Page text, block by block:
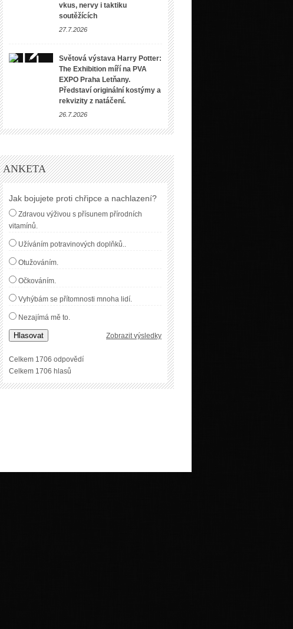
vkus, nervy i taktiku
soutěžících
27.7.2026
Světová výstava Harry Potter:
The Exhibition míří na PVA
EXPO Praha Letňany.
Představí originální kostýmy a
rekvizity z natáčení.
26.7.2026
ANKETA
Jak bojujete proti chřipce a nachlazení?
Zdravou výživou s přísunem přírodních
vitamínů.
Užíváním potravinových doplňků..
Otužováním.
Očkováním.
Vyhýbám se přítomnosti mnoha lidí.
Nezajímá mě to.
Hlasovat Zobrazit výsledky
Celkem 1706 odpovědí
Celkem 1706 hlasů